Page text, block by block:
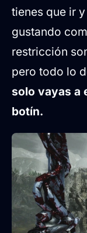
tienes que ir
gustando
restricción
pero todo lo
solo vayas a
botín.